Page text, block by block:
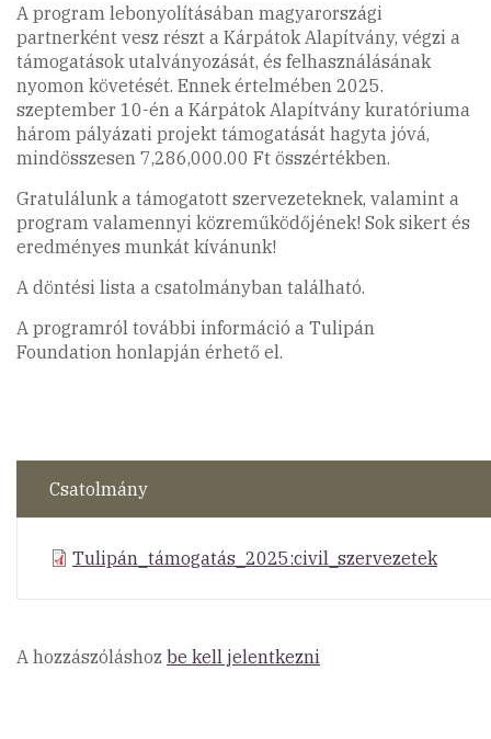
A program lebonyolításában magyarországi
partnerként vesz részt a Kárpátok Alapítvány, végzi a
támogatások utalványozását, és felhasználásának
nyomon követését. Ennek értelmében 2025.
szeptember 10-én a Kárpátok Alapítvány kuratóriuma
három pályázati projekt támogatását hagyta jóvá,
mindösszesen 7,286,000.00 Ft összértékben.
Gratulálunk a támogatott szervezeteknek, valamint a
program valamennyi közreműködőjének! Sok sikert és
eredményes munkát kívánunk!
A döntési lista a csatolmányban található.
A programról további információ a Tulipán
Foundation honlapján érhető el.
Csatolmány
Tulipán_támogatás_2025:civil_szervezetek
A hozzászóláshoz be kell jelentkezni